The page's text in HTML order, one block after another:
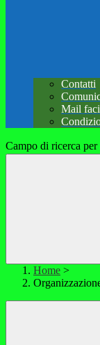
Contatti
Mail
Campo di ricerca
Home >